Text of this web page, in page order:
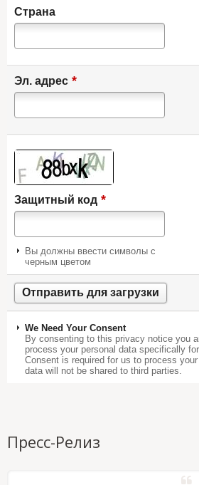
Страна
Эл. адрес *
Защитный код *
Вы должны ввести символы с
черным цветом
We Need Your Consent
By consenting to this privacy notice you
process your personal data specifically
Consent is required for us to process
data will not be shared to third parties.
Пресс-Релиз